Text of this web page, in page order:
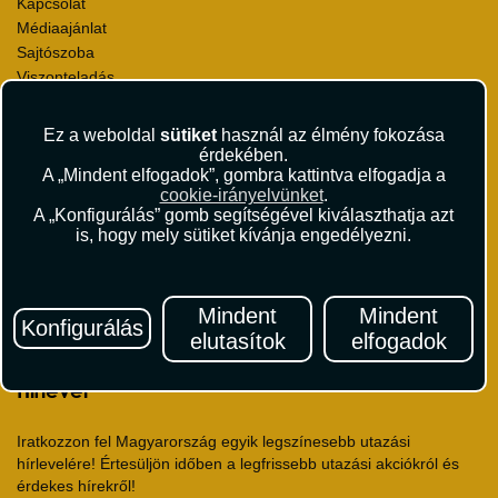
Ez a weboldal sütikethasznál az élmény fokozása
érdekében.
A „Mindent elfogadok”, gombra kattintva elfogadja a
cookie-irányelvünket.
A „Konfigurálás” gomb segítségével kiválaszthatja azt
is, hogy mely sütiket kívánja engedélyezni.
Konfigurálás
Mindent
elutasítok
Mindent
elfogadok
Médiaajánlat
Sajtószoba
Viszonteladás
Pályázatok
Környezettudatosság
Utazási Csomag Szerződési Feltételek
Útlemondás-biztosítás Szerződési Feltételek
Repülőjegy Szerződési Feltételek
Adatvédelem
Impresszum
Hírlevél
Iratkozzon fel Magyarország egyik legszínesebb utazási
hírlevelére! Értesüljön időben a legfrissebb utazási akciókról és
érdekes hírekről!